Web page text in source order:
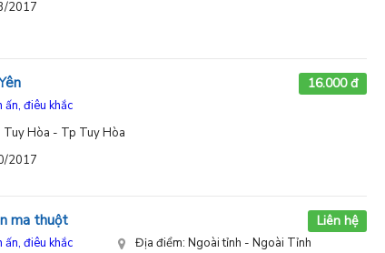
2017
16.000 đ
ấn, điêu khắc
Tuy Hòa - Tp Tuy Hòa
2017
ma thuột Liên hệ
ấn, điêu khắc
Địa điểm: Ngoài tỉnh - Ngoài Tỉnh